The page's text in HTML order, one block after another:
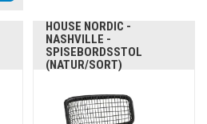
HOUSE NORDIC -
NASHVILLE -
SPISEBORDSSTOL
(NATUR/SORT)